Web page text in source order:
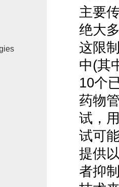
主要
绝大
这限
中(其
10个
药物
试，
试可
提供
者抑